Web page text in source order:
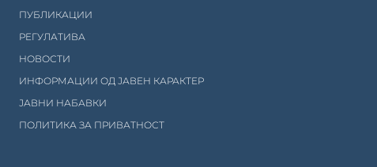
ПУБЛИКАЦИИ
РЕГУЛАТИВА
НОВОСТИ
ИНФОРМАЦИИ ОД ЈАВЕН КАРАКТЕР
ЈАВНИ НАБАВКИ
ПОЛИТИКА ЗА ПРИВАТНОСТ